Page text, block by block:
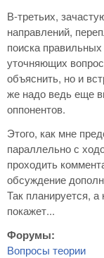
В-третьих,
направлений,
поиска
уточняющих
объяснить, но и
же надо ведь еще
оппонентов.
Этого, как мне
параллельно с
проходить
обсуждение
Так планируется,
покажет...
Форумы:
Вопросы теории